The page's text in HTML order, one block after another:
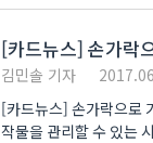
[카드뉴스] 손가락
김민솔 기자
[카드뉴스] 손가락으로
작물을 관리할 수 있는